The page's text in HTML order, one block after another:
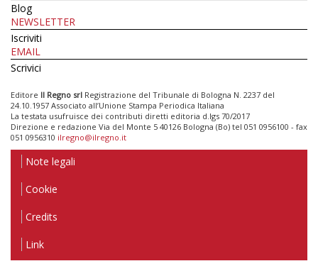
Blog
NEWSLETTER
Iscriviti
EMAIL
Scrivici
Editore Il Regno srl Registrazione del Tribunale di Bologna N. 2237 del
24.10.1957 Associato all’Unione Stampa Periodica Italiana
La testata usufruisce dei contributi diretti editoria d.lgs 70/2017
Direzione e redazione Via del Monte 5 40126 Bologna (Bo) tel 051 0956100 - fax
051 0956310 ilregno@ilregno.it
Note legali
Cookie
Credits
Link